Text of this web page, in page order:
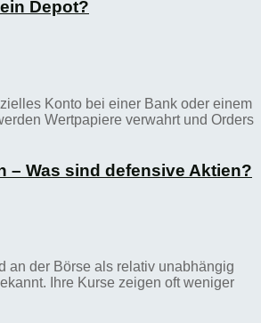
Depot?
Konto bei einer Bank oder einem
Wertpapiere verwahrt und Orders
– Was sind defensive Aktien?
an der Börse als relativ unabhängig
Ihre Kurse zeigen oft weniger